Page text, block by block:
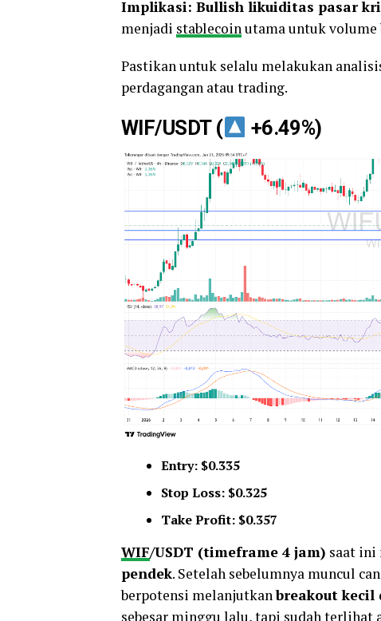
Implikasi: Bullish likuiditas pasar
menjadi stablecoinutama untuk volume
Pastikan untuk selalu melakukan
perdagangan atau trading.
WIF/USDT ( +6.49%)
Entry: $0.335
Stop Loss: $0.325
Take Profit: $0.357
WIF/USDT (timeframe 4 jam) saat ini
pendek. Setelah sebelumnya muncul
berpotensi melanjutkanbreakout kecil
sebesar minggu lalu, tapi sudah